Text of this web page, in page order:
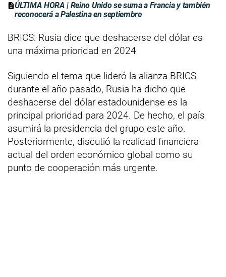
ÚLTIMA HORA | Reino Unido se suma a Francia y también
reconocerá a Palestina en septiembre
BRICS: Rusia dice que deshacerse del dólar es
una máxima prioridad en 2024
Siguiendo el tema que lideró la alianza BRICS
durante el año pasado, Rusia ha dicho que
deshacerse del dólar estadounidense es la
principal prioridad para 2024. De hecho, el país
asumirá la presidencia del grupo este año.
Posteriormente, discutió la realidad financiera
actual del orden económico global como su
punto de cooperación más urgente.